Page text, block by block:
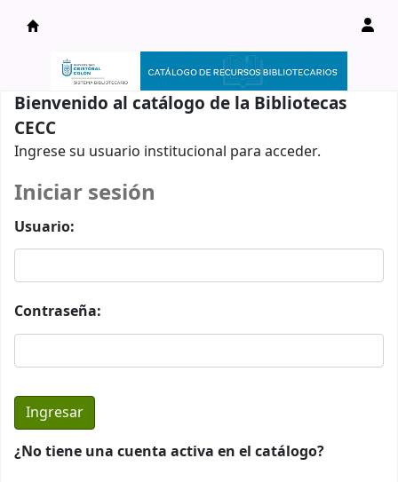
Catálogo en línea
Bienvenido al catálogo de la Bibliotecas
CECC
Ingrese su usuario institucional para acceder.
Iniciar sesión
Usuario:
Contraseña:
¿No tiene una cuenta activa en el catálogo?